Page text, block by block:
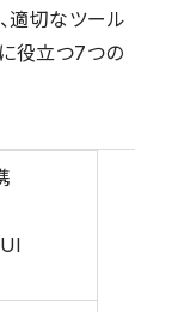
適切なツール
役立つ7つの